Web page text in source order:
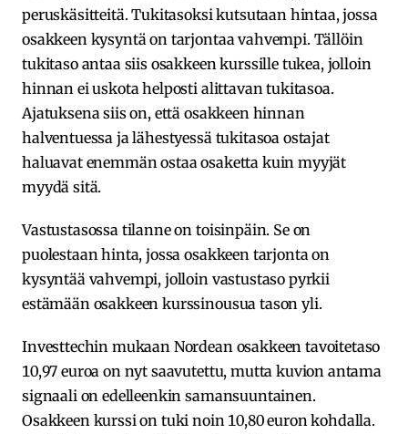
peruskäsitteitä. Tukitasoksi kutsutaan hintaa, jossa
osakkeen kysyntä on tarjontaa vahvempi. Tällöin
tukitaso antaa siis osakkeen kurssille tukea, jolloin
hinnan ei uskota helposti alittavan tukitasoa.
Ajatuksena siis on, että osakkeen hinnan
halventuessa ja lähestyessä tukitasoa ostajat
haluavat enemmän ostaa osaketta kuin myyjät
myydä sitä.
Vastustasossa tilanne on toisinpäin. Se on
puolestaan hinta, jossa osakkeen tarjonta on
kysyntää vahvempi, jolloin vastustaso pyrkii
estämään osakkeen kurssinousua tason yli.
Investtechin mukaan Nordean osakkeen tavoitetaso
10,97 euroa on nyt saavutettu, mutta kuvion antama
signaali on edelleenkin samansuuntainen.
Osakkeen kurssi on tuki noin 10,80 euron kohdalla.